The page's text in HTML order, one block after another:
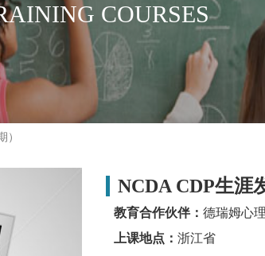
COURSES
）
NCDA CDP生涯
教育合作伙伴： 德瑞姆心
上课地点： 浙江省